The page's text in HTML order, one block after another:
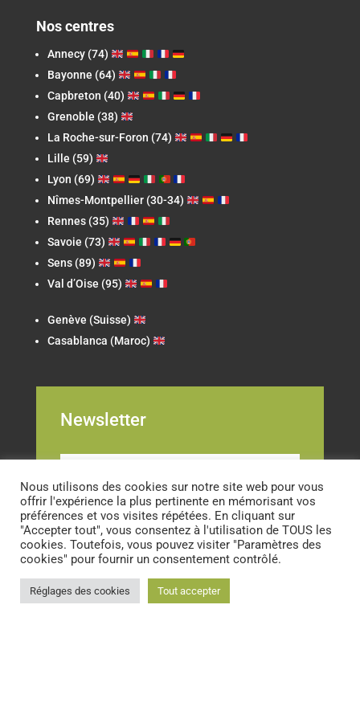
Nos centres
Annecy (74)
Bayonne (64)
Capbreton (40)
Grenoble (38)
La Roche-sur-Foron (74)
Lille (59)
Lyon (69)
Nîmes-Montpellier (30-34)
Rennes (35)
Savoie (73)
Sens (89)
Val d’Oise (95)
Genève (Suisse)
Casablanca (Maroc)
Newsletter
S'ABONNER
Nous utilisons des cookies sur notre site web pour vous
offrir l'expérience la plus pertinente en mémorisant vos
préférences et vos visites répétées. En cliquant sur
"Accepter tout", vous consentez à l'utilisation de TOUS les
cookies. Toutefois, vous pouvez visiter "Paramètres des
cookies" pour fournir un consentement contrôlé.
Réglages des cookies Tout accepter